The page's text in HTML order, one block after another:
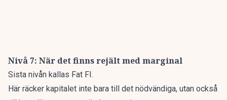
Nivå 7: När det finns rejält med marginal
Sista nivån kallas Fat FI.
Här räcker kapitalet inte bara till det nödvändiga, utan också